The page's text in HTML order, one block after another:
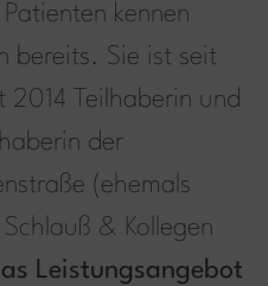
kennen
bereits. Sie ist seit
Teilhaberin und
der
(ehemals
& Kollegen
Leistungsangebot